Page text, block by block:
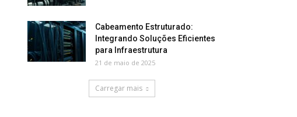
Cabeamento Estruturado:
Integrando Soluções Eficientes
para Infraestrutura
21 de maio de 2025
Carregar mais